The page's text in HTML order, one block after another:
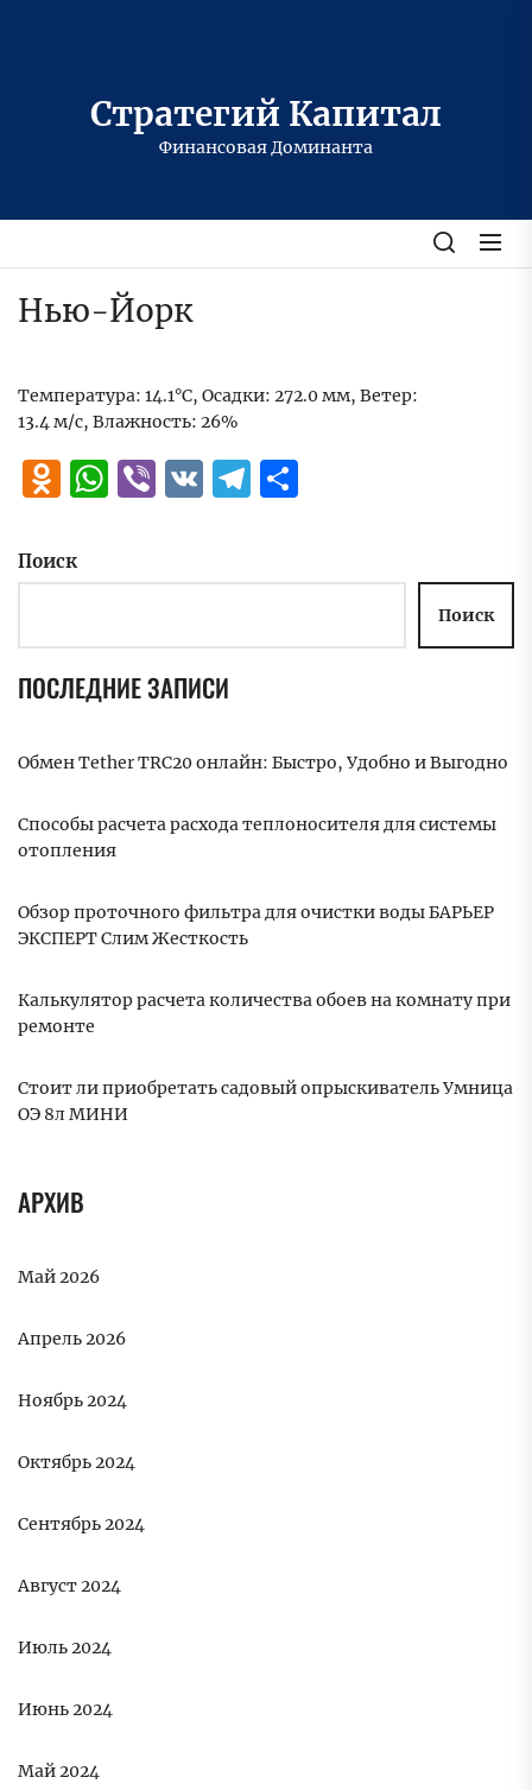
Стратегий Капитал
Финансовая Доминанта
Нью-Йорк
Температура: 14.1°C, Осадки: 272.0 мм, Ветер:
13.4 м/с, Влажность: 26%
Odnoklassniki
WhatsApp
Viber
VK Telegram
Поиск
Поиск
ПОСЛЕДНИЕ ЗАПИСИ
Обмен Tether TRC20 онлайн: Быстро, Удобно и Выгодно
Способы расчета расхода теплоносителя для системы
отопления
Обзор проточного фильтра для очистки воды БАРЬЕР
ЭКСПЕРТ Слим Жесткость
Калькулятор расчета количества обоев на комнату при
ремонте
Стоит ли приобретать садовый опрыскиватель Умница
ОЭ 8л МИНИ
АРХИВ
Май 2026
Апрель 2026
Ноябрь 2024
Октябрь 2024
Сентябрь 2024
Август 2024
Июль 2024
Июнь 2024
Май 2024